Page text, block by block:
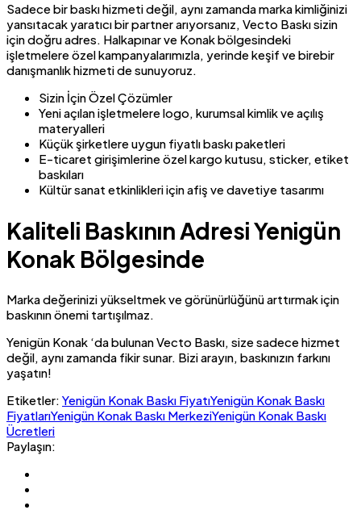
Sadece bir baskı hizmeti değil, aynı zamanda marka kimliğinizi
yansıtacak yaratıcı bir partner arıyorsanız, Vecto Baskı sizin
için doğru adres. Halkapınar ve Konak bölgesindeki
işletmelere özel kampanyalarımızla, yerinde keşif ve birebir
danışmanlık hizmeti de sunuyoruz.
Sizin İçin Özel Çözümler
Yeni açılan işletmelere logo, kurumsal kimlik ve açılış
materyalleri
Küçük şirketlere uygun fiyatlı baskı paketleri
E-ticaret girişimlerine özel kargo kutusu, sticker, etiket
baskıları
Kültür sanat etkinlikleri için afiş ve davetiye tasarımı
Kaliteli Baskının Adresi Yenigün
Konak Bölgesinde
Marka değerinizi yükseltmek ve görünürlüğünü arttırmak için
baskının önemi tartışılmaz.
Yenigün Konak ‘da bulunan Vecto Baskı, size sadece hizmet
değil, aynı zamanda fikir sunar. Bizi arayın, baskınızın farkını
yaşatın!
Etiketler: Yenigün Konak Baskı FiyatıYenigün Konak Baskı
FiyatlarıYenigün Konak Baskı MerkeziYenigün Konak Baskı
Ücretleri
Paylaşın: